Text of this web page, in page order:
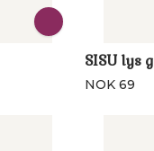
SISU lys
NOK 69